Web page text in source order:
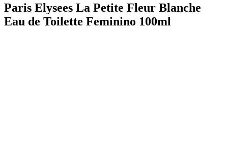
Paris Elysees La Petite Fleur Blanche
Eau de Toilette Feminino 100ml